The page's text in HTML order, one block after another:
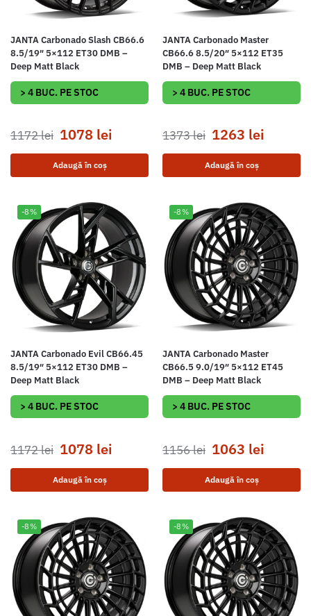
JANTA Carbonado Slash CB66.6
8.5/19″ 5×112 ET30 DMB –
Deep Matt Black
> 4 BUC. PE STOC
1172lei 1078 lei
Adaugă în coș
JANTA Carbonado Master
CB66.6 8.5/20″ 5×112 ET35
DMB – Deep Matt Black
> 4 BUC. PE STOC
1373lei 1263 lei
Adaugă în coș
-8%
JANTA Carbonado Evil CB66.45
8.5/19″ 5×112 ET30 DMB –
Deep Matt Black
> 4 BUC. PE STOC
1172lei 1078 lei
Adaugă în coș
-8%
JANTA Carbonado Master
CB66.5 9.0/19″ 5×112 ET45
DMB – Deep Matt Black
> 4 BUC. PE STOC
1156lei 1063 lei
Adaugă în coș
-8% -8%